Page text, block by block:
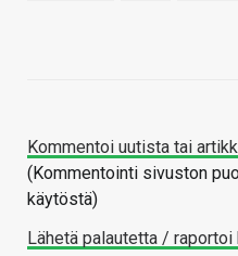
Kommentoi uutista tai
(Kommentointi sivuston
käytöstä)
Lähetä palautetta /